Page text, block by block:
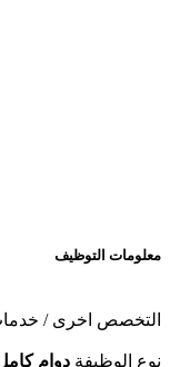
معلومات التوظيف
التخصص اخرى /
نوع الوظيفة دوام